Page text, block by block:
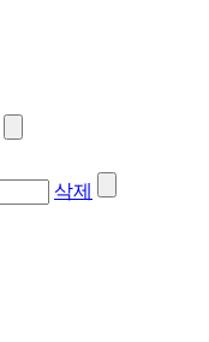
삭제